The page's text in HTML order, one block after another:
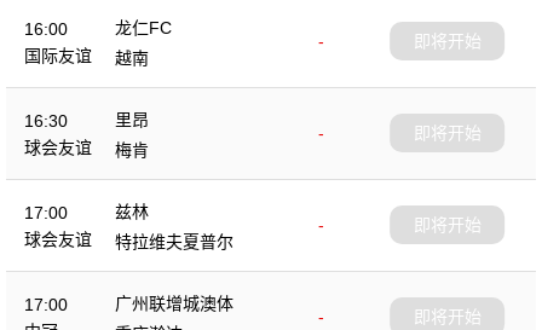
16:00
国际友谊
龙仁FC
-
越南
即将开始
16:30
球会友谊
里昂
-
梅肯
即将开始
17:00
球会友谊
兹林
-
特拉维夫夏普尔
即将开始
17:00
广州联增城澳体
-
即将开始